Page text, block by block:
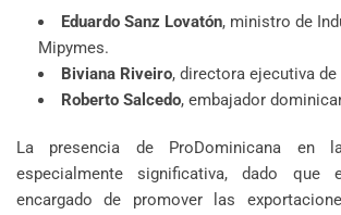
Eduardo Sanz Lovatón, ministro de
Mipymes.
Biviana Riveiro, directora ejecutiva
Roberto Salcedo, embajador
La presencia de ProDominicana en
especialmente significativa, dado que
encargado de promover las